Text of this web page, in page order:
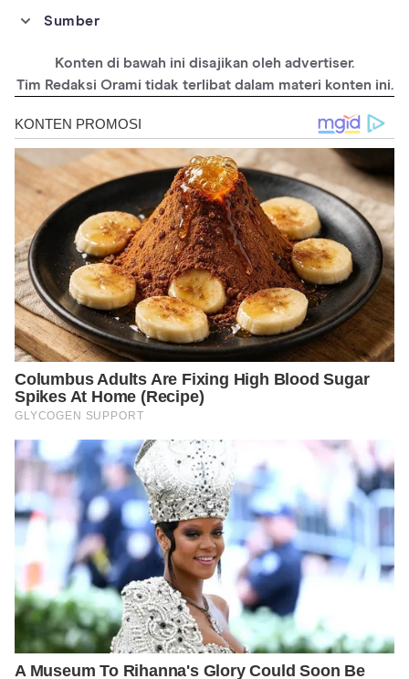
Sumber
_Children
https://onlinelibrary.wiley.com/doi/abs/10.1111/j.1939-
0025.1967.tb00509.x
https://onlinelibrary.wiley.com/doi/abs/10.1037/h0087690
https://acamh.onlinelibrary.wiley.com/doi/abs/10.1111/j.1469-
7610.1995.tb01352.x
https://journals.sagepub.com/doi/abs/10.1177/074355488943003
?journalCode=jara
https://www.healthline.com/health/parenting/bad-
parenting#effects
Konten di bawah ini disajikan oleh advertiser.
Tim Redaksi Orami tidak terlibat dalam materi konten ini.